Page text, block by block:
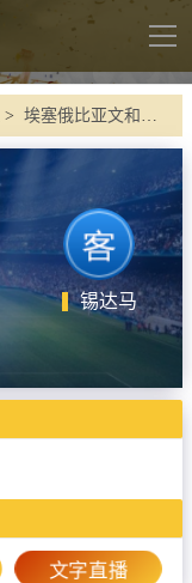
导
> 埃塞俄比亚文和 VS 锡达马
锡达马
文字直播